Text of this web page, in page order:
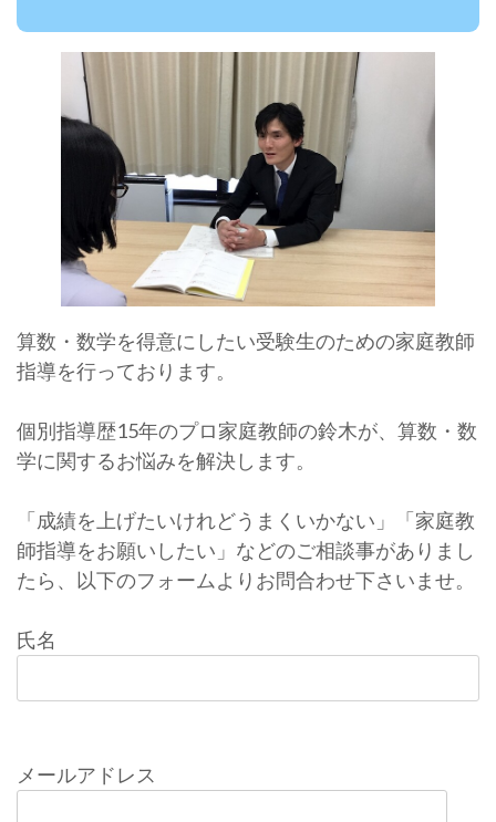
算数・数学を得意にしたい受験生のための家庭教師
指導を行っております。
個別指導歴15年のプロ家庭教師の鈴木が、算数・数
学に関するお悩みを解決します。
「成績を上げたいけれどうまくいかない」「家庭教
師指導をお願いしたい」などのご相談事がありまし
たら、以下のフォームよりお問合わせ下さいませ。
氏名
メールアドレス